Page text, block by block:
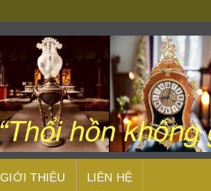
GIỚI THIỆU LIÊN HỆ